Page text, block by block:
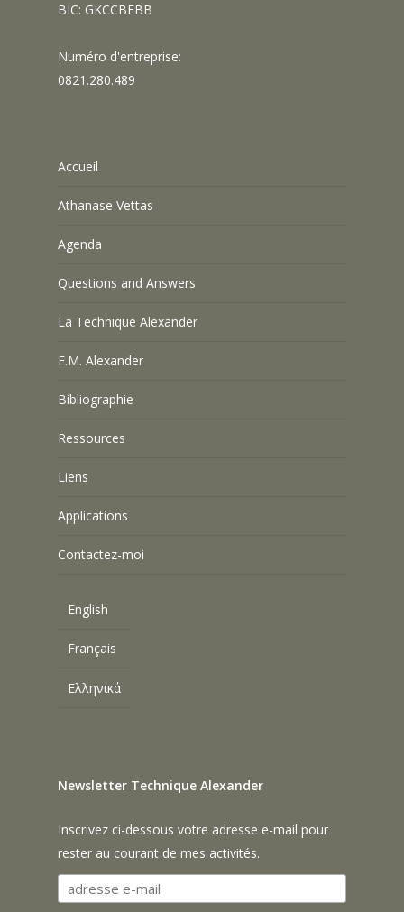
BIC: GKCCBEBB
Numéro d'entreprise:
0821.280.489
Accueil
Athanase Vettas
Agenda
Questions and Answers
La Technique Alexander
F.M. Alexander
Bibliographie
Ressources
Liens
Applications
Contactez-moi
English
Français
Ελληνικά
Newsletter Technique Alexander
Inscrivez ci-dessous votre adresse e-mail pour
rester au courant de mes activités.